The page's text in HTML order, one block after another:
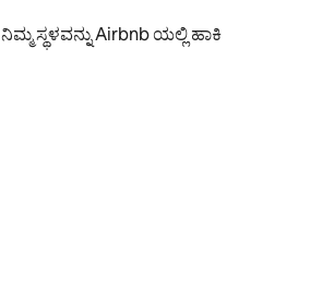
ನಿಮ್ಮ ಸ್ಥಳವನ್ನು Airbnb ಯಲ್ಲಿ ಹಾಕಿ